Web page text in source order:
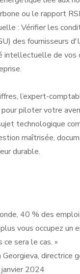
ou le rapport
: Vérifier les
des fournisseurs
intellectuelle de vos
l’expert-
piloter votre
technologique
maîtrisée,
durable.
40 % des
vous occupez un
ce sera le cas. »
directrice
janvier 2024